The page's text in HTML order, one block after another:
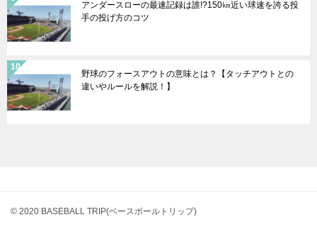
アンダースローの最速記録は誰!?150㎞近い球速を誇る投
手の投げ方のコツ
野球のフォースアウトの意味とは？【タッチアウトとの
違いやルールを解説！】
© 2020 BASEBALL TRIP(ベースボールトリップ)